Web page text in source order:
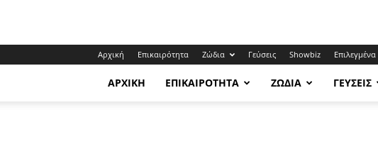
Αρχική Επικαιρότητα Ζώδια Γεύσεις Showbiz Επιλεγμένα
ΑΡΧΙΚΉ ΕΠΙΚΑΙΡΌΤΗΤΑ ΖΏΔΙΑ ΓΕΎΣΕΙΣ